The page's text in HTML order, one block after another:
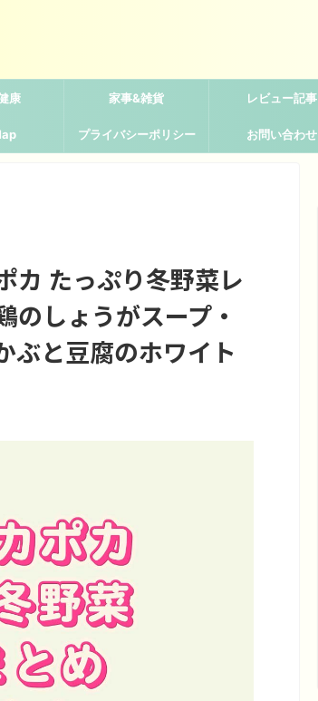
康 家事&雑貨 レビュー記事
プライバシーポリシー お問い合わせ
カ たっぷり冬野菜レ
のしょうがスープ・
ぶと豆腐のホワイト